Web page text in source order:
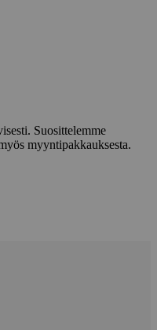
Suosittelemme
myyntipakkauksesta.